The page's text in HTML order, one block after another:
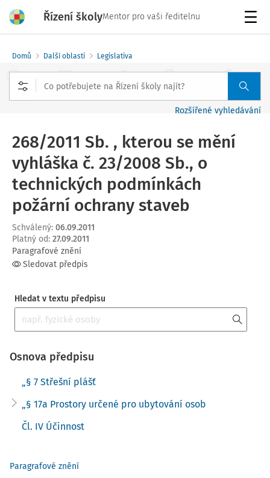
Řízení školyMentor pro vaši ředitelnu
Domů Další oblasti Legislativa
Rozšířené vyhledávání
268/2011 Sb. , kterou se mění
vyhláška č. 23/2008 Sb., o
technických podmínkách
požární ochrany staveb
Schválený: 06.09.2011
Platný od: 27.09.2011
Paragrafové znění
Sledovat předpis
Hledat v textu předpisu
Osnova předpisu
„§ 7 Střešní plášť
„§ 17a Prostory určené pro ubytování osob
Čl. IV Účinnost
Paragrafové znění